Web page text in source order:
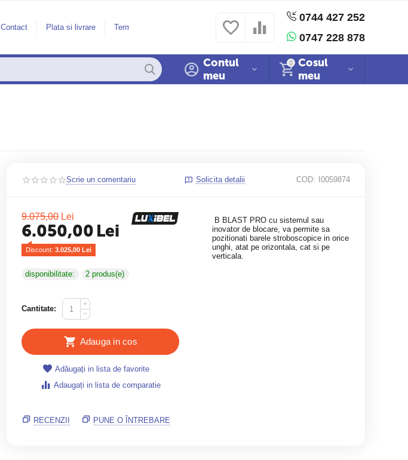
Contact Plata si livrare Termeni si conditii Politica cookies
0744 427 252
0747 228 878
0
Cosul
meu
Contul
meu
Scrie un comentariu Solicita detalii COD: I0059874
9.075,00 Lei
6.050,00 Lei
Discount: 3.025,00 Lei
disponibilitate: 2 produs(e)
Cantitate:
+
−
Adauga in cos
Adăugați in lista de favorite
Adaugați in lista de comparatie
B BLAST PRO cu sistemul sau
inovator de blocare, va permite sa
pozitionati barele stroboscopice in orice
unghi, atat pe orizontala, cat si pe
verticala.
RECENZII PUNE O ÎNTREBARE